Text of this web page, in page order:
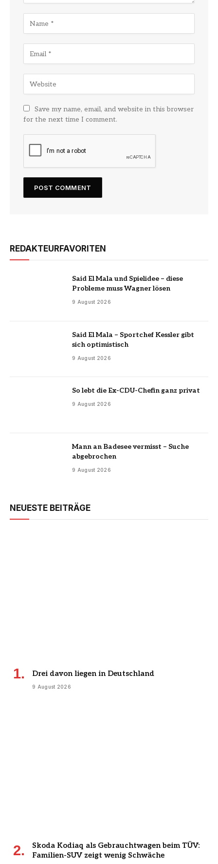
Save my name, email, and website in this browser
for the next time I comment.
REDAKTEURFAVORITEN
Said El Mala und Spielidee – diese
Probleme muss Wagner lösen
9 August 2026
Said El Mala – Sportchef Kessler gibt
sich optimistisch
9 August 2026
So lebt die Ex-CDU-Chefin ganz privat
9 August 2026
Mann an Badesee vermisst – Suche
abgebrochen
9 August 2026
NEUESTE BEITRÄGE
Drei davon liegen in Deutschland
9 August 2026
Skoda Kodiaq als Gebrauchtwagen beim TÜV:
Familien-SUV zeigt wenig Schwäche